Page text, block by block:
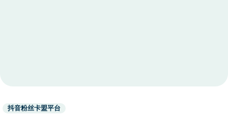
Used
before
抖音粉丝卡盟平台